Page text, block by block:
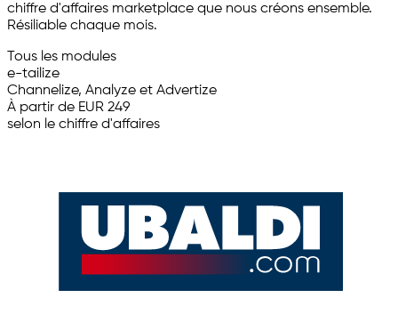
chiffre d'affaires marketplace que nous créons ensemble.
Résiliable chaque mois.
Tous les modules
e-tailize
Channelize, Analyze et Advertize
À partir de EUR 249
selon le chiffre d'affaires